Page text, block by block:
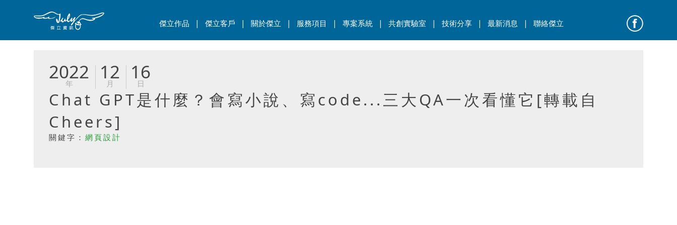
傑立作品 | 傑立客戶 | 關於傑立 | 服務項目 | 專案系統| 共創實驗室 | 技術分享| 最新消息 | 聯絡傑立
2022
年 12
月 16
日
Chat GPT是什麼？會寫小說、寫code...三大QA一次看懂它[轉載自
Cheers]
關鍵字： 網頁設計